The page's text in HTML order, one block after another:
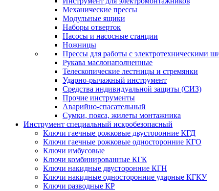
Механические прессы
Модульные ящики
Наборы отверток
Насосы и насосные станции
Ножницы
Прессы для работы с электротехническими
Рукава маслонаполненные
Телескопические лестницы и стремянки
Ударно-рычажный инструмент
Средства индивидуальной защиты (СИЗ)
Прочие инструменты
Аварийно-спасательный
Сумки, пояса, жилеты монтажника
Инструмент специальный искробезопасный
Ключи гаечные рожковые двусторонние КГД
Ключи гаечные рожковые односторонние КГО
Ключи имбусовые
Ключи комбинированные КГК
Ключи накидные двусторонние КГН
Ключи накидные односторонние ударные КГКУ
Ключи разводные КР